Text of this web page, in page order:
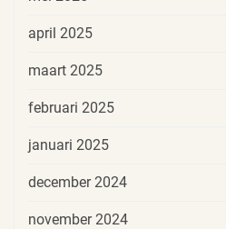
april 2025
maart 2025
februari 2025
januari 2025
december 2024
november 2024